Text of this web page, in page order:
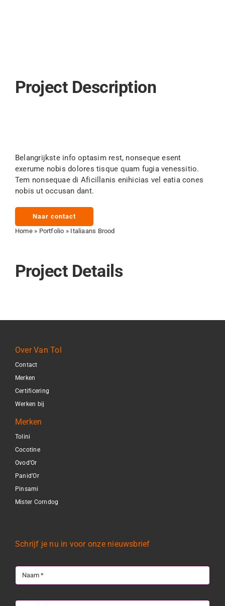
Project Description
Belangrijkste info optasim rest, nonseque esent
exerume nobis dolores tisque quam fugia venessitio.
Tem nonsequae di Aficillanis enihicias vel eatia cones
nobis ut occusan dant.
Naar contact
Home» Portfolio » Italiaans Brood
Project Details
Over Van Tol
Contact
Merken
Certificering
Werken bij
Merken
Tolini
Cocotine
Ovod’Or
Panid’Or
Pinsami
Mister Corndog
Schrijf je nu in voor onze nieuwsbrief